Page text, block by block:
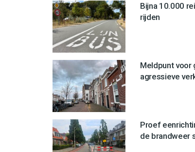
Bijna 10.000
rijden
Meldpunt voor
agressieve
Proef
de brandweer